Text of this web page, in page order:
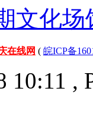
文化场
在线网 ( 皖ICP备
10:11 ,